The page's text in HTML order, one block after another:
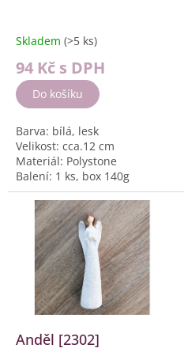
ůSkladem (>5 ks)
94 Kč s DPH
Do košíku
Barva: bílá, lesk
Velikost: cca.12 cm
Materiál: Polystone
Balení: 1 ks, box 140g
Anděl [2302]